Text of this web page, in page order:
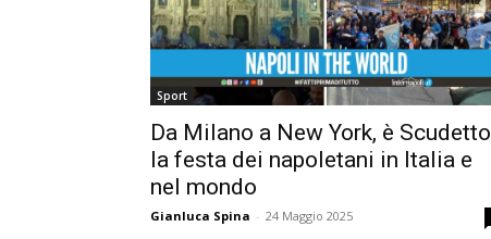
Sport
Da Milano a New York, è
la festa dei napoletani in Italia e
nel mondo
Gianluca Spina - 24 Maggio 2025